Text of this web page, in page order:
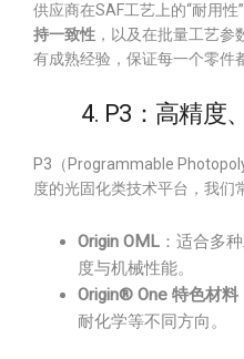
供应商在SAF工艺上的“耐用性
持一致性 ，以及在批量工艺
有成熟经验，保证每一个零件
4. P3：高精度
P3（Programmable
度的光固化类技术平台，我们
Origin OML ：适合多
度与机械性能。
Origin® One 特色材料
耐化学等不同方向。